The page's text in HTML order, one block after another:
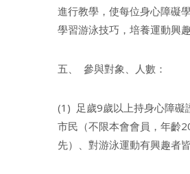
進行教學，使每位身心障礙
學習游泳技巧，培養運動興趣
五、 參與對象、人數：
(1) 足歲9歲以上持身心障礙
市民（不限本會會員，年齡
先）、對游泳運動有興趣者皆